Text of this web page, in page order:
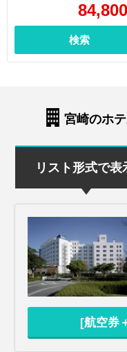
84,800
検索
宮崎のホ
リスト形式で表
[航空券